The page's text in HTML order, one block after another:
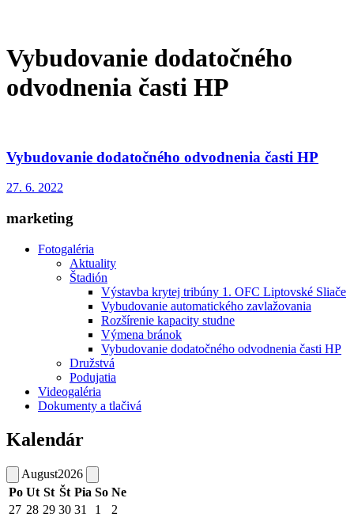
Vybudovanie dodatočného
odvodnenia časti HP
Vybudovanie dodatočného odvodnenia časti HP
27. 6. 2022
marketing
Fotogaléria
Aktuality
Štadión
Výstavba krytej tribúny 1. OFC Liptovské Sliače
Vybudovanie automatického zavlažovania
Rozšírenie kapacity studne
Výmena bránok
Vybudovanie dodatočného odvodnenia časti HP
Družstvá
Podujatia
Videogaléria
Dokumenty a tlačivá
Kalendár
August2026
Po Ut St Št Pia So Ne
27 28 29 30 31 1
2